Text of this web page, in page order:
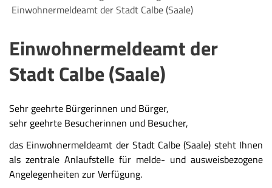
Einwohnermeldeamt der Stadt Calbe (Saale)
Einwohnermeldeamt der
Stadt Calbe (Saale)
Sehr geehrte Bürgerinnen und Bürger,
sehr geehrte Besucherinnen und Besucher,
das Einwohnermeldeamt der Stadt Calbe (Saale) steht Ihnen
als zentrale Anlaufstelle für melde- und ausweisbezogene
Angelegenheiten zur Verfügung.